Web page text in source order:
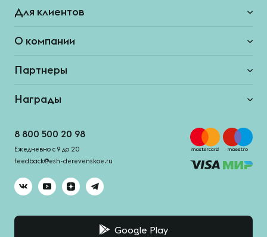
Для клиентов
О компании
Партнеры
Награды
8 800 500 20 98
Ежедневно с 9 до 20
feedback@esh-derevenskoe.ru
Google Play